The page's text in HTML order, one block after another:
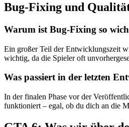
Bug-Fixing und
Warum ist Bug-Fixing so
Ein großer Teil der Entwicklungszeit
wichtig, da die Spieler oft
Was passiert in der letzten
In der finalen Phase vor der
funktioniert – egal, ob du dich an die